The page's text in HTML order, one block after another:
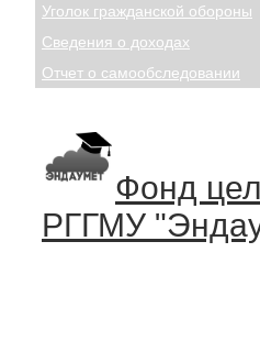
Уголок гражданской обороны
Сведения о доходах
Отчет о самообследовании
Фонд
РГГМУ